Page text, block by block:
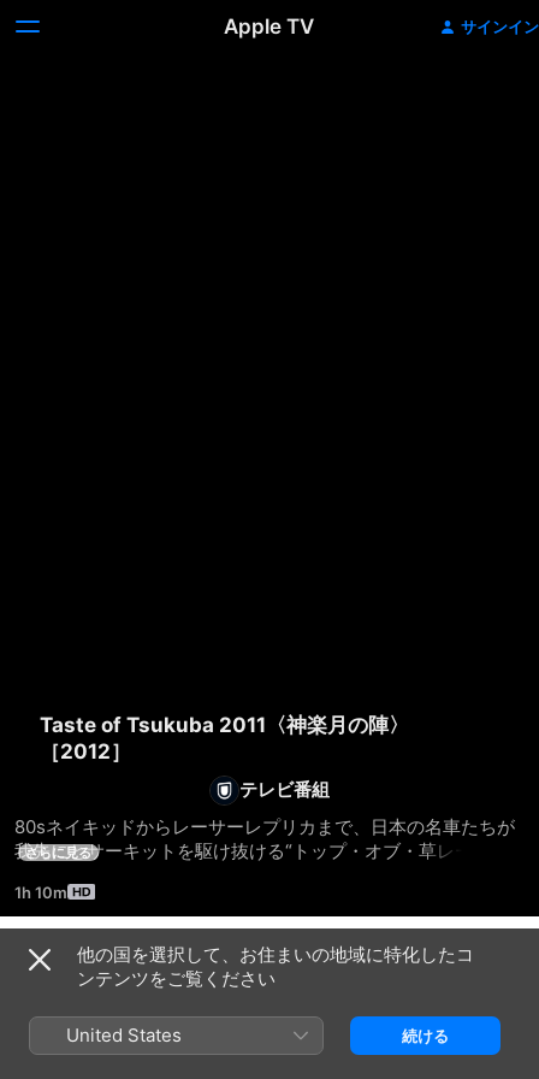
Apple TV サインイン
Taste of Tsukuba 2011〈神楽月の陣〉
［2012］
テレビ番組
80sネイキッドからレーサーレプリカまで、日本の名車たちが
我先にとサーキットを駆け抜ける“トップ・オブ・草レース”の
バイクが咆哮を上げて激走。大人たちの本気の遊びが熱い。
さらに見る
1h 10m
シーズン 1
他の国を選択して、お住まいの地域に特化したコ
ンテンツをご覧ください
United States 続ける